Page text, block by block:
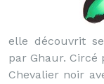
elle découvrit
par Ghaur. Circé
Chevalier noir